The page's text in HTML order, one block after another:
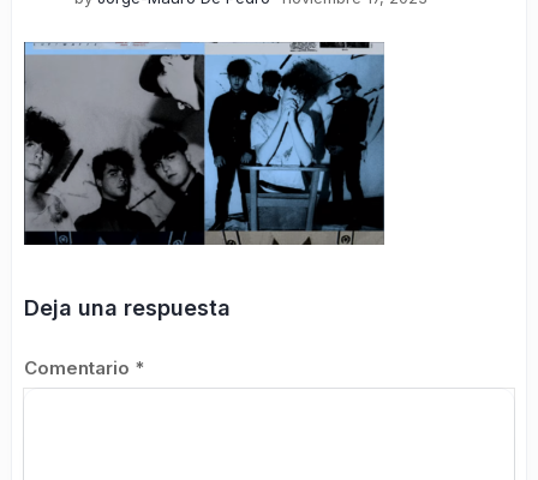
Deja una respuesta
Comentario *